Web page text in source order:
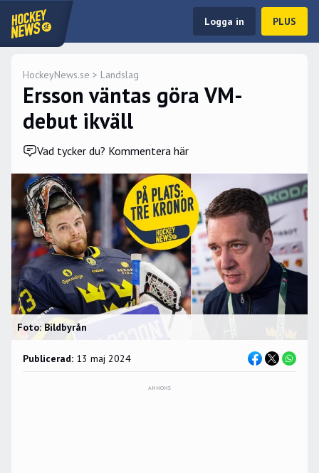
Logga in PLUS
HockeyNews.se > Landslag
Ersson väntas göra VM-
debut ikväll
Vad tycker du? Kommentera här
Foto: Bildbyrån
Publicerad: 13 maj 2024
ANNONS